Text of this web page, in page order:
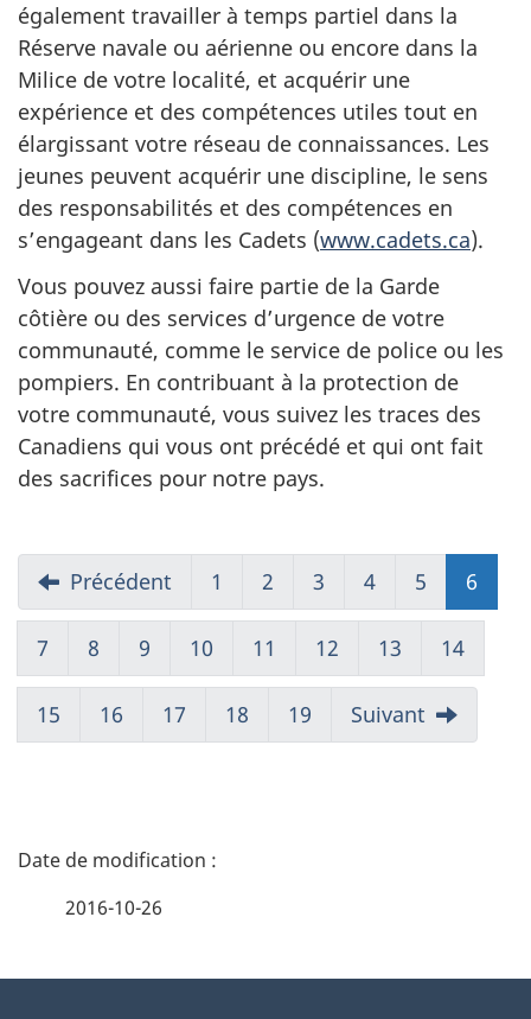
également travailler à temps partiel dans la
Réserve navale ou aérienne ou encore dans la
Milice de votre localité, et acquérir une
expérience et des compétences utiles tout en
élargissant votre réseau de connaissances. Les
jeunes peuvent acquérir une discipline, le sens
des responsabilités et des compétences en
s’engageant dans les Cadets (www.cadets.ca).
Vous pouvez aussi faire partie de la Garde
côtière ou des services d’urgence de votre
communauté, comme le service de police ou les
pompiers. En contribuant à la protection de
votre communauté, vous suivez les traces des
Canadiens qui vous ont précédé et qui ont fait
des sacrifices pour notre pays.
Précédent 1 2 3 4 5 6
7 8 9 10 11 12 13 14
15 16 17 18 19 Suivant
D
2016-10-26